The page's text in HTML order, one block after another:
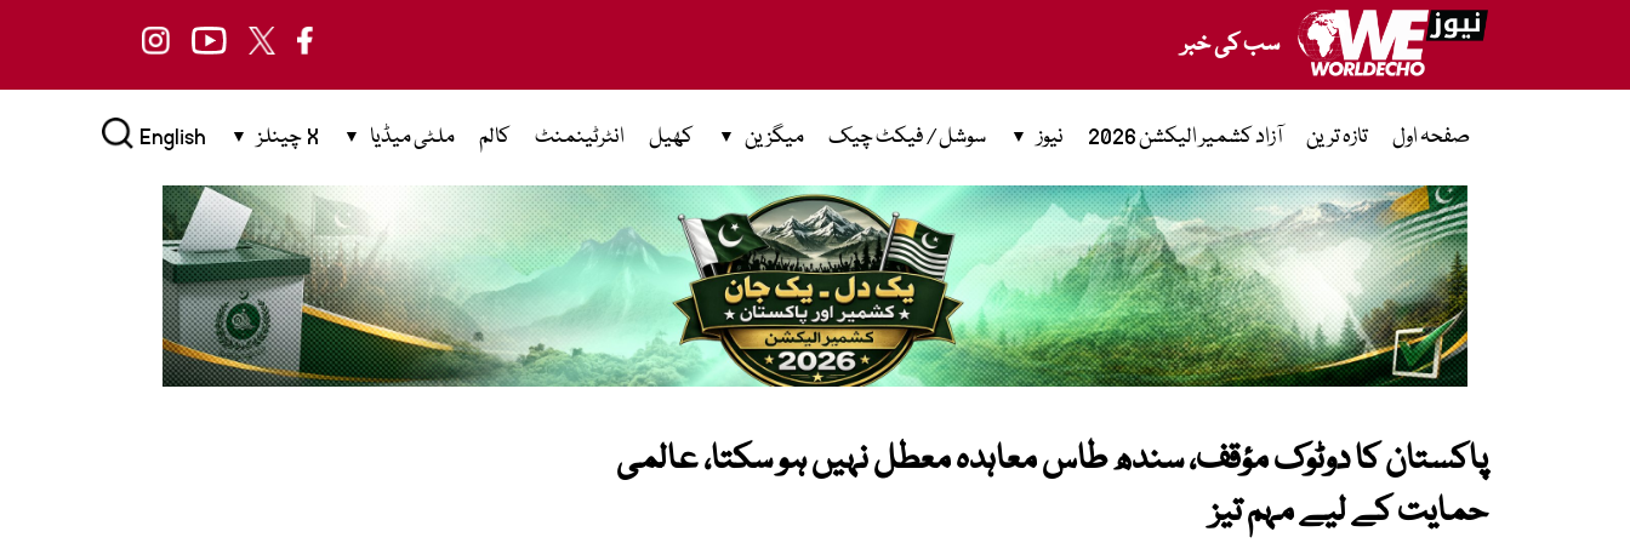
سب کی خبر
صفحہ اول تازہ ترین آزاد کشمیر الیکشن 2026 نیوز سوشل / فیکٹ چیک میگزین کھیل انٹرٹینمنٹ کالم ملٹی میڈیا X چینلز English
پاکستان کا دوٹوک مؤقف، سندھ طاس معاہدہ معطل نہیں ہو سکتا، عالمی
حمایت کے لیے مہم تیز